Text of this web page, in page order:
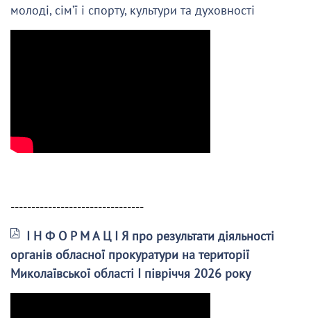
молоді, сім’ї і спорту, культури та духовності
--------------------------------
І Н Ф О Р М А Ц І Я про результати діяльності
органів обласної прокуратури на території
Миколаївської області І півріччя 2026 року